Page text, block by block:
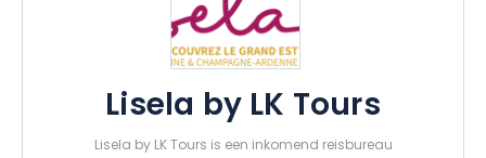
Lisela by LK Tours
Lisela by LK Tours is een inkomend reisbureau